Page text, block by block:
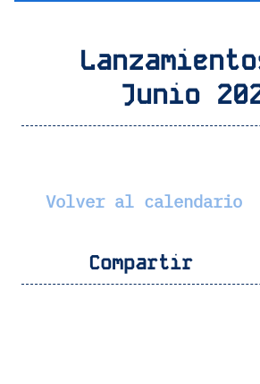
Junio
Volver al calendario
Compartir